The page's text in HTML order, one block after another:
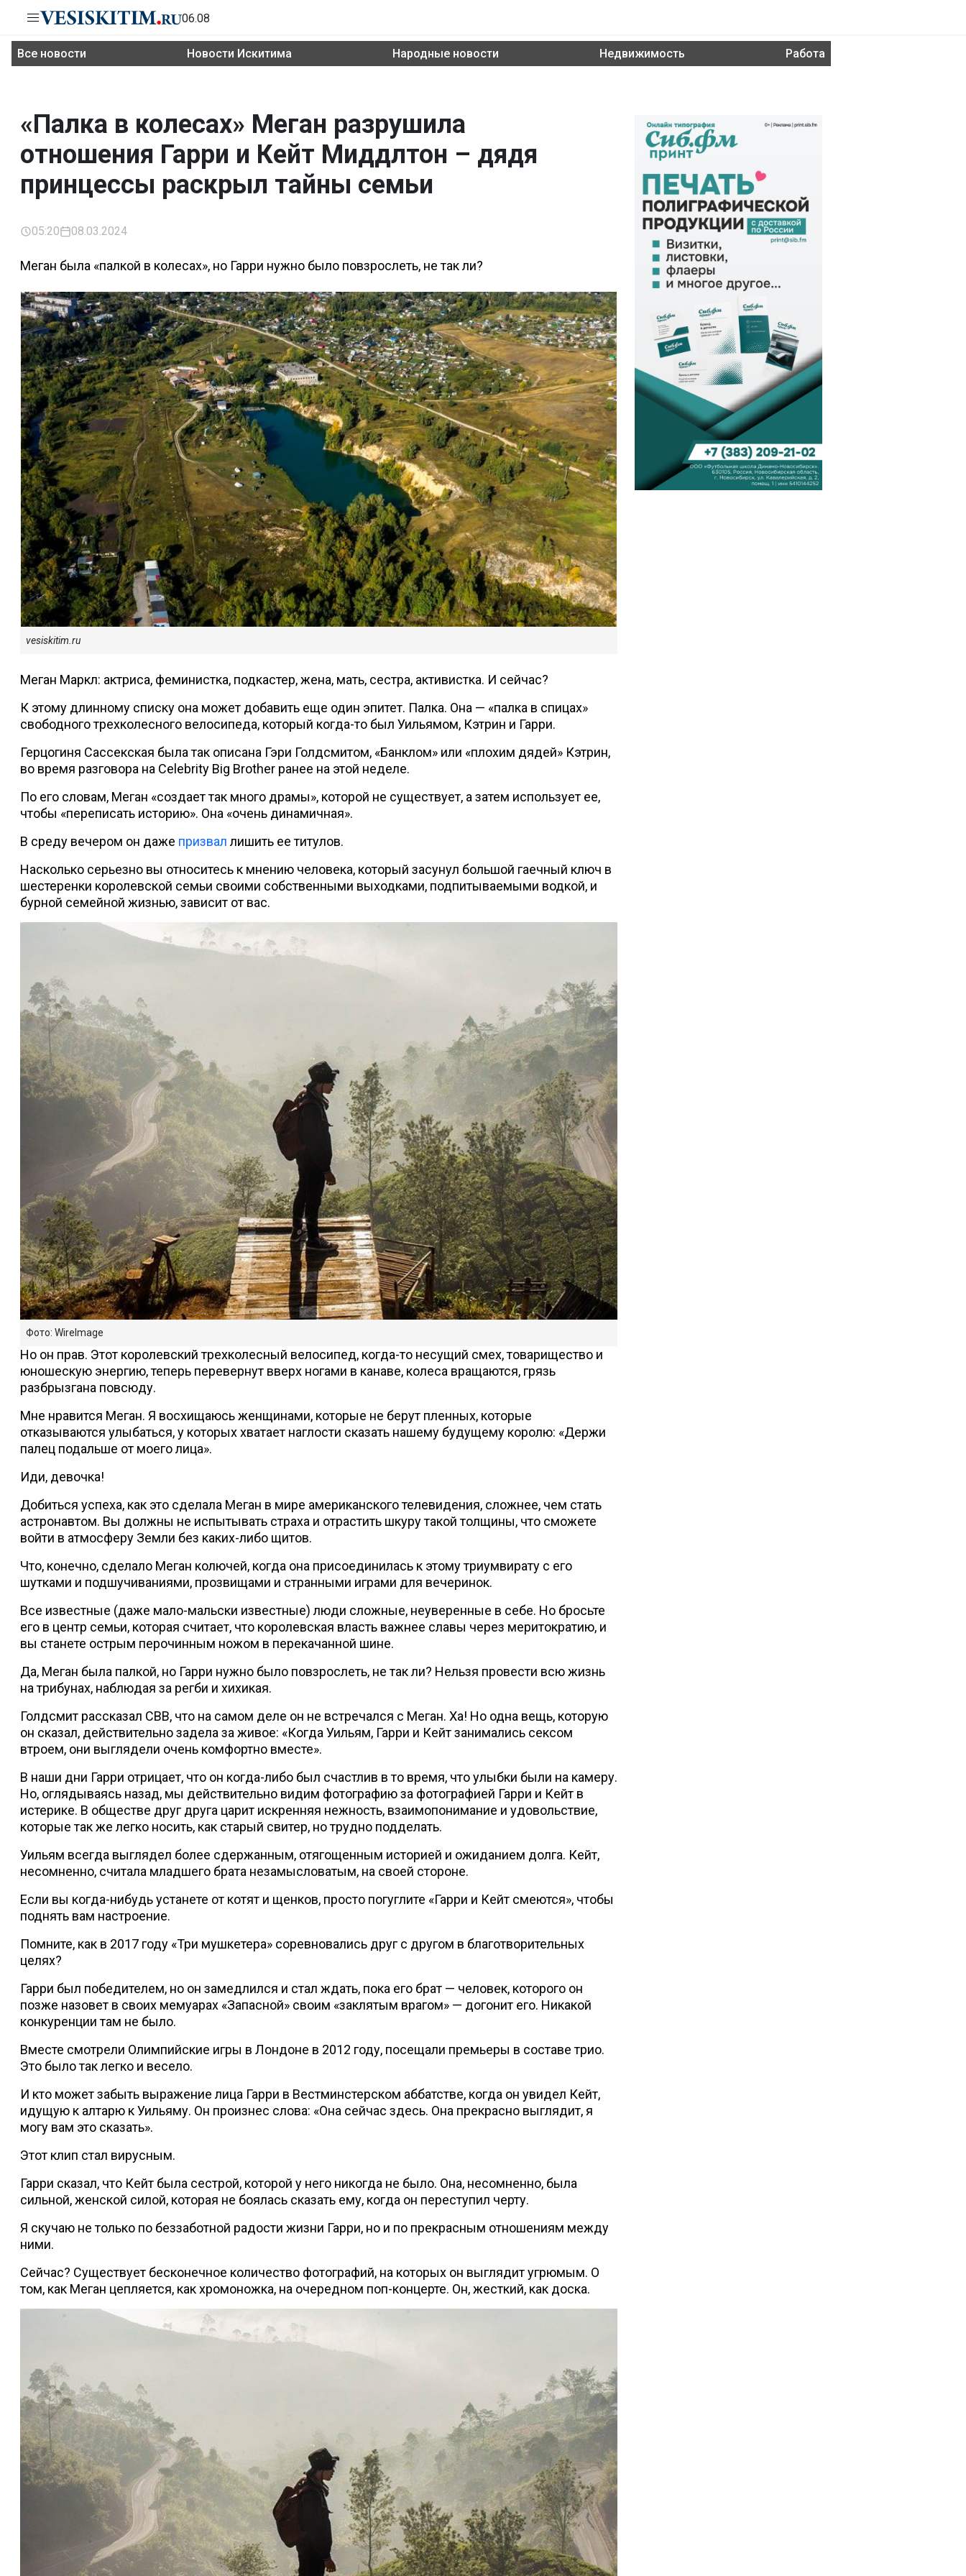
06.08
Все новости Новости Искитима Народные новости Недвижимость Работа
«Палка в колесах» Меган разрушила
отношения Гарри и Кейт Миддлтон – дядя
принцессы раскрыл тайны семьи
05:20 08.03.2024
Меган была «палкой в колесах», но Гарри нужно было повзрослеть, не так ли?
vesiskitim.ru
Меган Маркл: актриса, феминистка, подкастер, жена, мать, сестра, активистка. И сейчас?
К этому длинному списку она может добавить еще один эпитет. Палка. Она — «палка в спицах»
свободного трехколесного велосипеда, который когда-то был Уильямом, Кэтрин и Гарри.
Герцогиня Сассекская была так описана Гэри Голдсмитом, «Банклом» или «плохим дядей» Кэтрин,
во время разговора на Celebrity Big Brother ранее на этой неделе.
По его словам, Меган «создает так много драмы», которой не существует, а затем использует ее,
чтобы «переписать историю». Она «очень динамичная».
В среду вечером он даже призваллишить ее титулов.
Насколько серьезно вы относитесь к мнению человека, который засунул большой гаечный ключ в
шестеренки королевской семьи своими собственными выходками, подпитываемыми водкой, и
бурной семейной жизнью, зависит от вас.
Фото: WireImage
Но он прав. Этот королевский трехколесный велосипед, когда-то несущий смех, товарищество и
юношескую энергию, теперь перевернут вверх ногами в канаве, колеса вращаются, грязь
разбрызгана повсюду.
Мне нравится Меган. Я восхищаюсь женщинами, которые не берут пленных, которые
отказываются улыбаться, у которых хватает наглости сказать нашему будущему королю: «Держи
палец подальше от моего лица».
Иди, девочка!
Добиться успеха, как это сделала Меган в мире американского телевидения, сложнее, чем стать
астронавтом. Вы должны не испытывать страха и отрастить шкуру такой толщины, что сможете
войти в атмосферу Земли без каких-либо щитов.
Что, конечно, сделало Меган колючей, когда она присоединилась к этому триумвирату с его
шутками и подшучиваниями, прозвищами и странными играми для вечеринок.
Все известные (даже мало-мальски известные) люди сложные, неуверенные в себе. Но бросьте
его в центр семьи, которая считает, что королевская власть важнее славы через меритократию, и
вы станете острым перочинным ножом в перекачанной шине.
Да, Меган была палкой, но Гарри нужно было повзрослеть, не так ли? Нельзя провести всю жизнь
на трибунах, наблюдая за регби и хихикая.
Голдсмит рассказал CBB, что на самом деле он не встречался с Меган. Ха! Но одна вещь, которую
он сказал, действительно задела за живое: «Когда Уильям, Гарри и Кейт занимались сексом
втроем, они выглядели очень комфортно вместе».
В наши дни Гарри отрицает, что он когда-либо был счастлив в то время, что улыбки были на камеру.
Но, оглядываясь назад, мы действительно видим фотографию за фотографией Гарри и Кейт в
истерике. В обществе друг друга царит искренняя нежность, взаимопонимание и удовольствие,
которые так же легко носить, как старый свитер, но трудно подделать.
Уильям всегда выглядел более сдержанным, отягощенным историей и ожиданием долга. Кейт,
несомненно, считала младшего брата незамысловатым, на своей стороне.
Если вы когда-нибудь устанете от котят и щенков, просто погуглите «Гарри и Кейт смеются», чтобы
поднять вам настроение.
Помните, как в 2017 году «Три мушкетера» соревновались друг с другом в благотворительных
целях?
Гарри был победителем, но он замедлился и стал ждать, пока его брат — человек, которого он
позже назовет в своих мемуарах «Запасной» своим «заклятым врагом» — догонит его. Никакой
конкуренции там не было.
Вместе смотрели Олимпийские игры в Лондоне в 2012 году, посещали премьеры в составе трио.
Это было так легко и весело.
И кто может забыть выражение лица Гарри в Вестминстерском аббатстве, когда он увидел Кейт,
идущую к алтарю к Уильяму. Он произнес слова: «Она сейчас здесь. Она прекрасно выглядит, я
могу вам это сказать».
Этот клип стал вирусным.
Гарри сказал, что Кейт была сестрой, которой у него никогда не было. Она, несомненно, была
сильной, женской силой, которая не боялась сказать ему, когда он переступил черту.
Я скучаю не только по беззаботной радости жизни Гарри, но и по прекрасным отношениям между
ними.
Сейчас? Существует бесконечное количество фотографий, на которых он выглядит угрюмым. О
том, как Меган цепляется, как хромоножка, на очередном поп-концерте. Он, жесткий, как доска.